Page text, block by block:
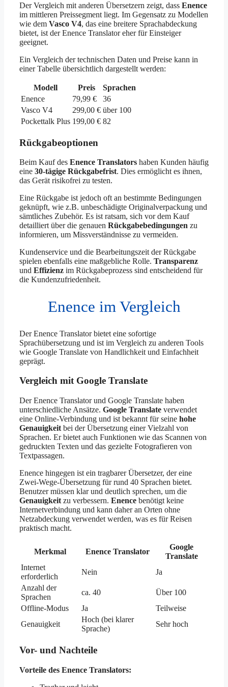
Der Vergleich mit anderen Übersetzern zeigt, dass Enence
im mittleren Preissegment liegt. Im Gegensatz zu Modellen
wie dem Vasco V4, das eine breitere Sprachabdeckung
bietet, ist der Enence Translator eher für Einsteiger
geeignet.
Ein Vergleich der technischen Daten und Preise kann in
einer Tabelle übersichtlich dargestellt werden:
Modell Preis
Sprachen
Enence
79,99 €
36
Vasco V4
299,00 € über 100
Pockettalk Plus 199,00 € 82
Rückgabeoptionen
Beim Kauf des Enence Translators haben Kunden häufig
eine 30-tägige Rückgabefrist. Dies ermöglicht es ihnen,
das Gerät risikofrei zu testen.
Eine Rückgabe ist jedoch oft an bestimmte Bedingungen
geknüpft, wie z.B. unbeschädigte Originalverpackung und
sämtliches Zubehör. Es ist ratsam, sich vor dem Kauf
detailliert über die genauen Rückgabebedingungen zu
informieren, um Missverständnisse zu vermeiden.
Kundenservice und die Bearbeitungszeit der Rückgabe
spielen ebenfalls eine maßgebliche Rolle. Transparenz
und Effizienz im Rückgabeprozess sind entscheidend für
die Kundenzufriedenheit.
Enence im Vergleich
Der Enence Translator bietet eine sofortige
Sprachübersetzung und ist im Vergleich zu anderen Tools
wie Google Translate von Handlichkeit und Einfachheit
geprägt.
Vergleich mit Google Translate
Der Enence Translator und Google Translate haben
unterschiedliche Ansätze. Google Translate verwendet
eine Online-Verbindung und ist bekannt für seine hohe
Genauigkeit bei der Übersetzung einer Vielzahl von
Sprachen. Er bietet auch Funktionen wie das Scannen von
gedruckten Texten und das gezielte Fotografieren von
Textpassagen.
Enence hingegen ist ein tragbarer Übersetzer, der eine
Zwei-Wege-Übersetzung für rund 40 Sprachen bietet.
Benutzer müssen klar und deutlich sprechen, um die
Genauigkeit zu verbessern. Enence benötigt keine
Internetverbindung und kann daher an Orten ohne
Netzabdeckung verwendet werden, was es für Reisen
praktisch macht.
Merkmal Enence Translator
Google
Translate
Internet
erforderlich
Nein
Ja
Anzahl der
Sprachen
ca. 40
Über 100
Offline-Modus
Ja
Teilweise
Genauigkeit
Hoch (bei klarer
Sprache)
Sehr hoch
Vor- und Nachteile
Vorteile des Enence Translators: